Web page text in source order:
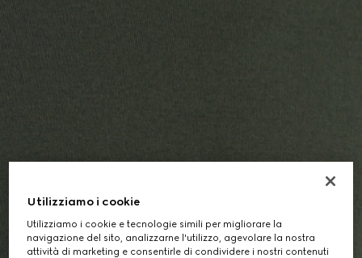
Utilizziamo i cookie
Utilizziamo i cookie e tecnologie simili per migliorare la
navigazione del sito, analizzarne l'utilizzo, agevolare la nostra
attività di marketing e consentirle di condividere i nostri contenuti